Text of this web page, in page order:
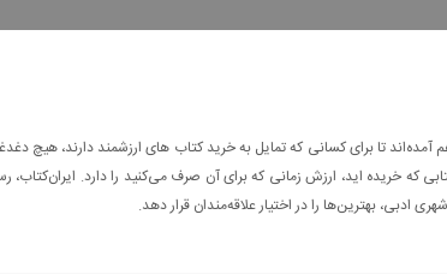
تا برای کسانی که تمایل به خرید کتاب های ارزشمند دارند، هیچ
خریده اید، ارزش زمانی که برای آن صرف می‌کنید را دارد. ایران‌کتاب،
ادبی، بهترین‌ها را در اختیار علاقه‌مندان قرار دهد.